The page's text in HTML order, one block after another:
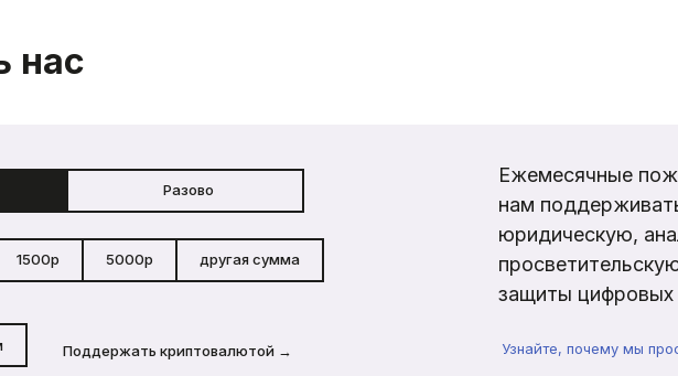
нас
Разово
1500р 5000р другая сумма
Поддержать криптовалютой →
Ежемесячные
нам
юридическую,
защиты цифровых
Узнайте, почему мы